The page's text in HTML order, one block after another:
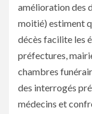
amélioration des
moitié) estiment
décès facilite les
préfectures,
chambres
des interrogés
médecins et